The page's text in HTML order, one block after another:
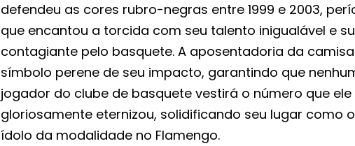
defendeu as cores rubro-negras entre 1999 e 2003,
que encantou a torcida com seu talento inigualável e
contagiante pelo basquete. A aposentadoria da
símbolo perene de seu impacto, garantindo que
jogador do clube de basquete vestirá o número que
gloriosamente eternizou, solidificando seu lugar como
ídolo da modalidade no Flamengo.